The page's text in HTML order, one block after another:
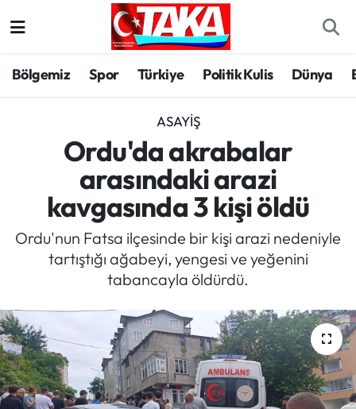
Bölgemiz Spor Türkiye Politik Kulis Dünya
ASAYIŞ
Ordu'da akrabalar
arasındaki arazi
kavgasında 3 kişi öldü
Ordu'nun Fatsa ilçesinde bir kişi arazi nedeniyle
tartıştığı ağabeyi, yengesi ve yeğenini
tabancayla öldürdü.
Spor
Türkiye
Kültür/Sanat
Politika
Politik Kulis
Magazin
Mektup Galeri
Trabzon Hava Durumu
Trabzon Trafik Yoğunluk Haritası
Süper Lig Puan Durumu ve Fikstür
Tüm Manşetler
Son Dakika Haberleri